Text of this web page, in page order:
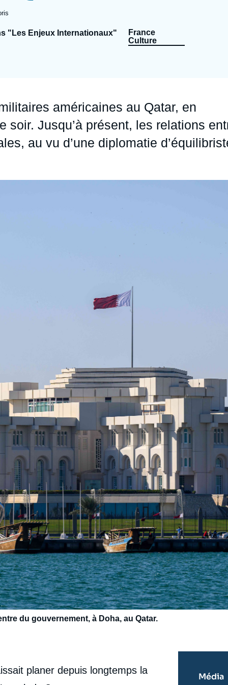
Ramses
Politique étrangère
Europe
Russie - Eurasie
"Les Enjeux Internationaux"
France
Culture
américaines au Qatar, en
soir. Jusqu’à présent, les relations
au vu d’une diplomatie
du gouvernement, à Doha, au Qatar.
planer depuis longtemps la
Média